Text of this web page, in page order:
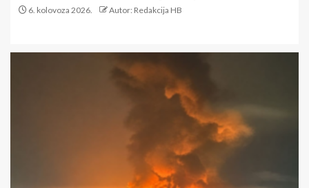
6. kolovoza 2026. Autor: Redakcija HB